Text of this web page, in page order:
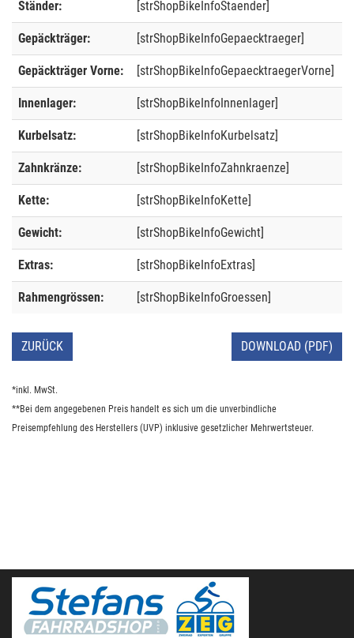
Ständer: [strShopBikeInfoStaender]
Gepäckträger: [strShopBikeInfoGepaecktraeger]
Gepäckträger Vorne: [strShopBikeInfoGepaecktraegerVorne]
Innenlager: [strShopBikeInfoInnenlager]
Kurbelsatz: [strShopBikeInfoKurbelsatz]
Zahnkränze: [strShopBikeInfoZahnkraenze]
Kette: [strShopBikeInfoKette]
Gewicht: [strShopBikeInfoGewicht]
Extras: [strShopBikeInfoExtras]
Rahmengrössen: [strShopBikeInfoGroessen]
ZURÜCK DOWNLOAD (PDF)
*inkl. MwSt.
**Bei dem angegebenen Preis handelt es sich um die unverbindliche
Preisempfehlung des Herstellers (UVP) inklusive gesetzlicher Mehrwertsteuer.